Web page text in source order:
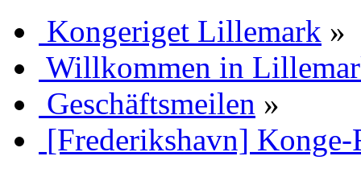
Kongeriget Lillemark »
Willkommen in
Geschäftsmeilen »
[Frederikshavn] Konge-